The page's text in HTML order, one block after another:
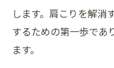
します。肩こりを解消
するための第一歩であ
ます。